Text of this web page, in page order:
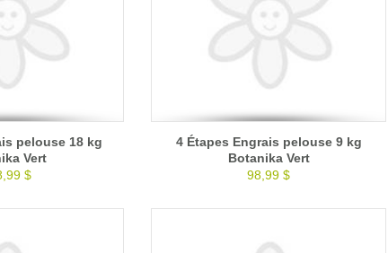
pelouse 18 kg
Vert
$
4 Étapes Engrais pelouse 9 kg
Botanika Vert
98,99 $